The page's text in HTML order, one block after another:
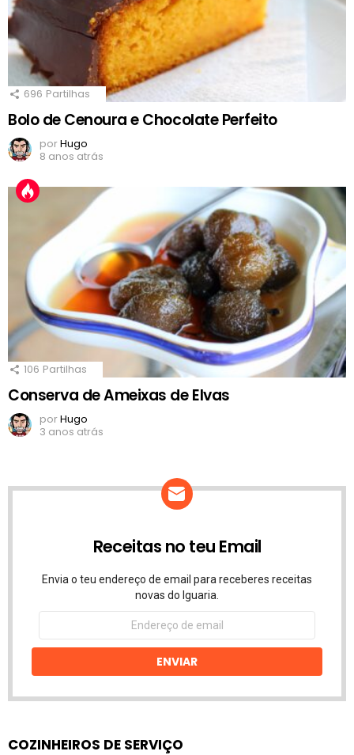
696 Partilhas
Bolo de Cenoura e Chocolate Perfeito
porHugo
8 anos atrás
106 Partilhas
Conserva de Ameixas de Elvas
porHugo
3 anos atrás
Receitas no teu Email
Envia o teu endereço de email para receberes receitas
novas do Iguaria.
Endereço
email
ENVIAR
COZINHEIROS DE SERVIÇO